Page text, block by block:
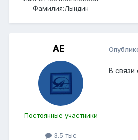
Фамилия:Лындин
АЕ
Постоянные участники
3.5 тыс
В